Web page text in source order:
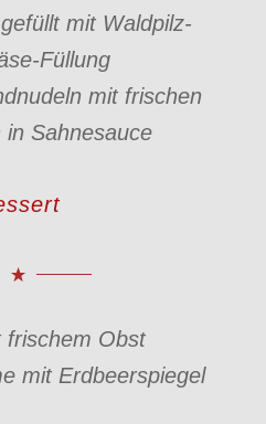
mit Waldpilz-
Füllung
mit frischen
in Sahnesauce
frischem Obst
mit Erdbeerspiegel